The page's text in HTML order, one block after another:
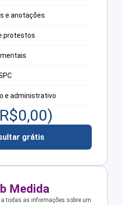
e anotações
protestos
e administrativo
0,00)
grátis
Medida
todas as informações sobre um